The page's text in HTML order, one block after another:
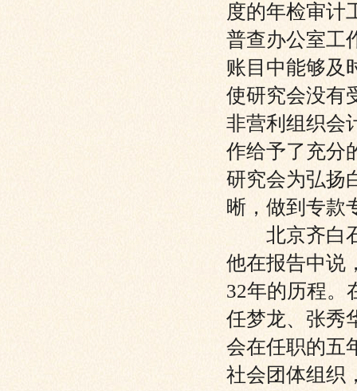
度的年检审计
普查办公室工
账目中能够及
使研究会没有
非营利组织会
作给予了充分
研究会为弘扬
晰，做到专款
北京齐白石
他在报告中说
32年的历程。
任梦龙、张秀
会在任职的五
社会团体组织